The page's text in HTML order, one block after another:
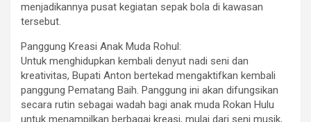
menjadikannya pusat kegiatan sepak bola di kawasan
tersebut.
​Panggung Kreasi Anak Muda Rohul:
Untuk menghidupkan kembali denyut nadi seni dan
kreativitas, Bupati Anton bertekad mengaktifkan kembali
panggung Pematang Baih. Panggung ini akan difungsikan
secara rutin sebagai wadah bagi anak muda Rokan Hulu
untuk menampilkan berbagai kreasi, mulai dari seni musik,